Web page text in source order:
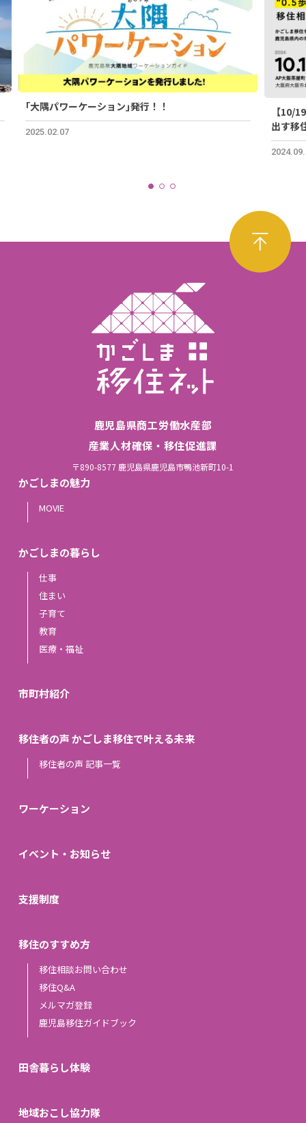
｢大隅パワーケーション｣発行！！
2025.02.07
【10/
出す移
鹿児島県商工労働水産部
産業人材確保・移住促進課
〒890-8577 鹿児島県鹿児島市鴨池新町10-1
かごしまの魅力
MOVIE
かごしまの暮らし
仕事
住まい
子育て
教育
医療・福祉
市町村紹介
移住者の声 かごしま移住で叶える未来
移住者の声 記事一覧
ワーケーション
イベント・お知らせ
支援制度
移住のすすめ方
移住相談お問い合わせ
移住Q&A
メルマガ登録
鹿児島移住ガイドブック
田舎暮らし体験
地域おこし協力隊